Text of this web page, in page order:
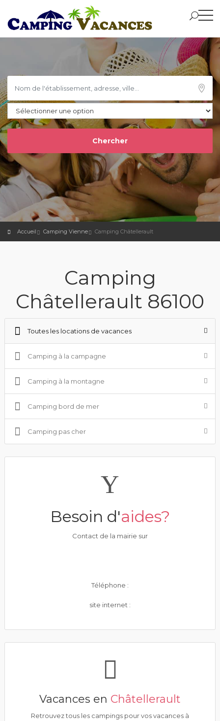
Accueil Camping Vienne Camping Châtellerault
Camping
Châtellerault 86100
Toutes les locations de vacances
Camping à la campagne
Camping à la montagne
Camping bord de mer
Camping pas cher
Besoin d'aides?
Contact de la mairie sur
Téléphone :
site internet :
Vacances en Châtellerault
Retrouvez tous les campings pour vos vacances à